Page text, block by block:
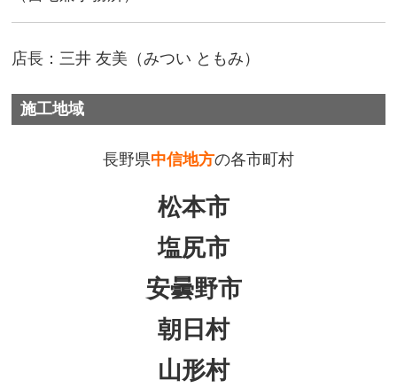
店長：三井 友美（みつい ともみ）
施工地域
長野県中信地方の各市町村
松本市
塩尻市
安曇野市
朝日村
山形村